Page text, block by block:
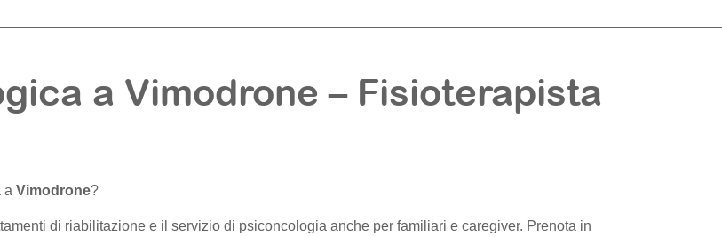
a Vimodrone – Fisioterapista
a Vimodrone?
di riabilitazione e il servizio di psiconcologia anche per familiari e caregiver. Prenota in